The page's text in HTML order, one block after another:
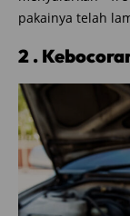
pakainya telah
2 .